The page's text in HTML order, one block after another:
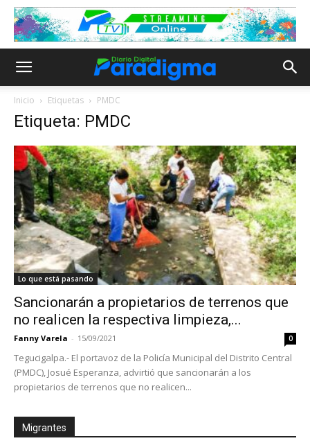
Inicio Etiquetas PMDC
Etiqueta: PMDC
Lo que está pasando
Sancionarán a propietarios de terrenos que
no realicen la respectiva limpieza,...
Fanny Varela - 15/09/2021 0
Tegucigalpa.- El portavoz de la Policía Municipal del Distrito Central
(PMDC), Josué Esperanza, advirtió que sancionarán a los
propietarios de terrenos que no realicen...
Migrantes